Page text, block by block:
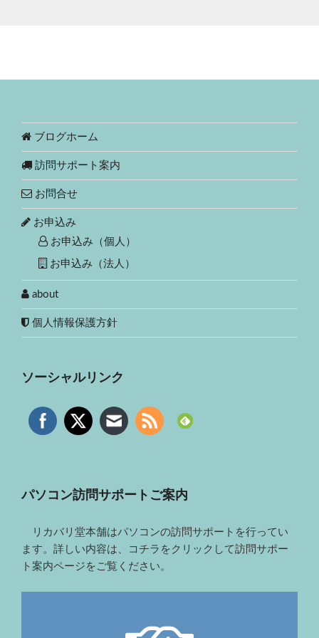
ブログホーム
訪問サポート案内
お問合せ
お申込み
お申込み（個人）
お申込み（法人）
about
個人情報保護方針
ソーシャルリンク
パソコン訪問サポートご案内
リカバリ堂本舗はパソコンの訪問サポートを行ってい
ます。詳しい内容は、コチラをクリックして訪問サポー
ト案内ページをご覧ください。